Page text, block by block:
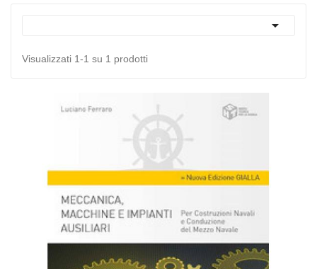

Visualizzati 1-1 su 1 prodotti